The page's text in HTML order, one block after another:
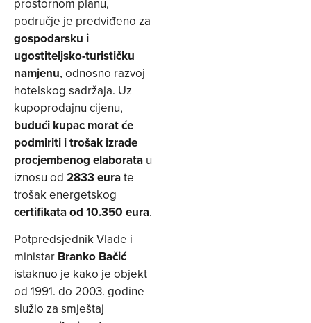
prostornom planu,
područje je predviđeno za
gospodarsku i
ugostiteljsko-turističku
namjenu, odnosno razvoj
hotelskog sadržaja. Uz
kupoprodajnu cijenu,
budući kupac morat će
podmiriti i trošak izrade
procjembenog elaborata u
iznosu od 2833 eurate
trošak energetskog
certifikata od 10.350 eura.
Potpredsjednik Vlade i
ministar Branko Bačić
istaknuo je kako je objekt
od 1991. do 2003. godine
služio za smještaj